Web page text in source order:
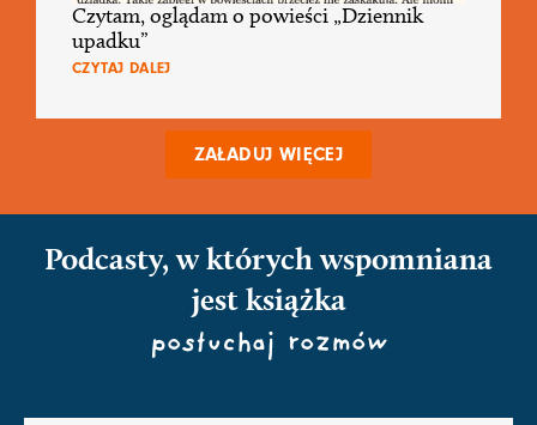
Czytam, oglądam o powieści „Dziennik
upadku”
CZYTAJ DALEJ
ZAŁADUJ WIĘCEJ
Podcasty, w których wspomniana
jest książka
posłuchaj rozmów